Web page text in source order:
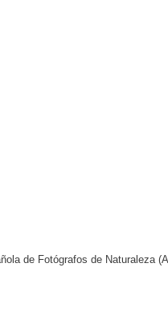
de Fotógrafos de Naturaleza